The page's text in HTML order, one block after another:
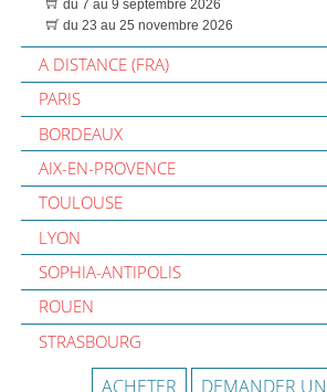
du 7 au 9 septembre 2026
du 23 au 25 novembre 2026
A DISTANCE (FRA)
PARIS
BORDEAUX
AIX-EN-PROVENCE
TOULOUSE
LYON
SOPHIA-ANTIPOLIS
ROUEN
STRASBOURG
ACHETER DEMANDER